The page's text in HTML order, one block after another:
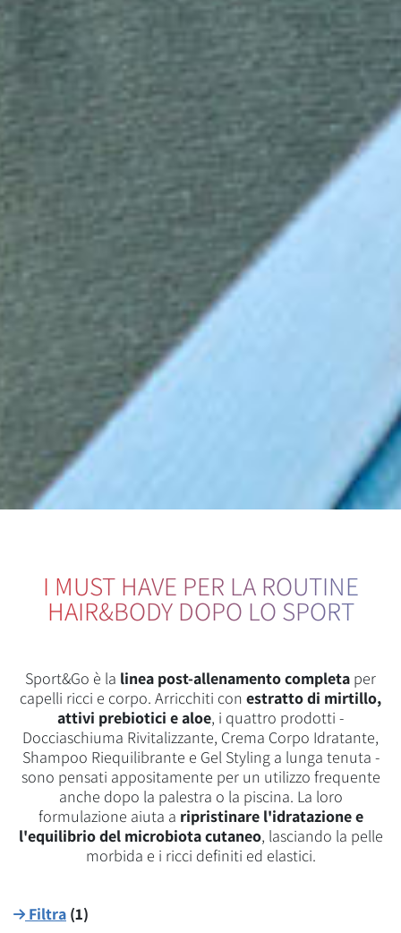
I MUST HAVE PER LA ROUTINE
HAIR&BODY DOPO LO SPORT
Sport&Go è la linea post-allenamento completa per
capelli ricci e corpo. Arricchiti con estratto di mirtillo,
attivi prebiotici e aloe, i quattro prodotti -
Docciaschiuma Rivitalizzante, Crema Corpo Idratante,
Shampoo Riequilibrante e Gel Styling a lunga tenuta -
sono pensati appositamente per un utilizzo frequente
anche dopo la palestra o la piscina. La loro
formulazione aiuta a ripristinare l'idratazione e
l'equilibrio del microbiota cutaneo, lasciando la pelle
morbida e i ricci definiti ed elastici.
Filtra (1)